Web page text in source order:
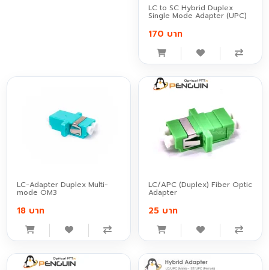
LC to SC Hybrid Duplex
Single Mode Adapter (UPC)
170 บาท
LC-Adapter Duplex Multi-
mode OM3
18 บาท
LC/APC (Duplex) Fiber Optic
Adapter
25 บาท